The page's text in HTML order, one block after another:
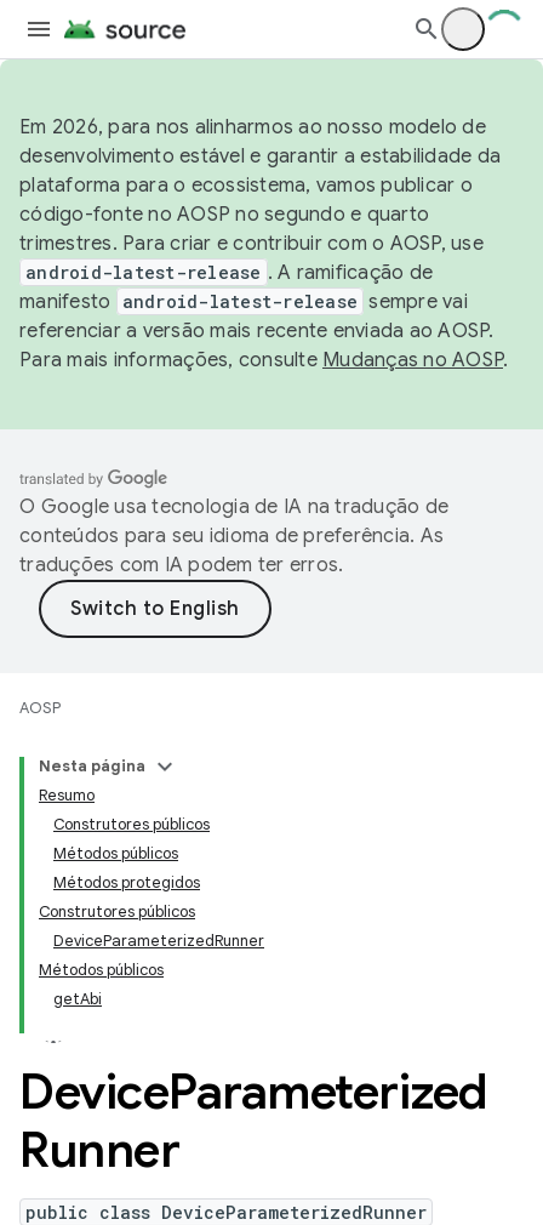
Em 2026, para nos alinharmos ao nosso modelo de
desenvolvimento estável e garantir a estabilidade da
plataforma para o ecossistema, vamos publicar o
código-fonte no AOSP no segundo e quarto
trimestres. Para criar e contribuir com o AOSP, use
android-latest-release . A ramificação de
manifesto
android-latest-release sempre vai
referenciar a versão mais recente enviada ao AOSP.
Para mais informações, consulte Mudanças no AOSP.
O Google usa tecnologia de IA na tradução de
conteúdos para seu idioma de preferência. As
traduções com IA podem ter erros.
AOSP
Nesta página
Resumo
Construtores públicos
Métodos públicos
Métodos protegidos
Construtores públicos
DeviceParameterizedRunner
Métodos públicos
getAbi
DeviceParameterized
Runner
public class DeviceParameterizedRunner